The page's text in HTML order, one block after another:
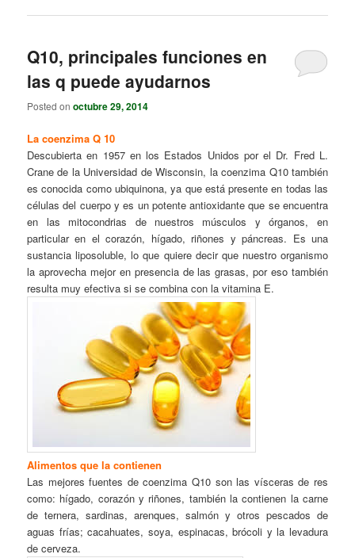
Q10, principales funciones en
las q puede ayudarnos
Posted onoctubre 29, 2014
La coenzima Q 10
Descubierta en 1957 en los Estados Unidos por el Dr. Fred L.
Crane de la Universidad de Wisconsin, la coenzima Q10 también
es conocida como ubiquinona, ya que está presente en todas las
células del cuerpo y es un potente antioxidante que se encuentra
en las mitocondrias de nuestros músculos y órganos, en
particular en el corazón, hígado, riñones y páncreas. Es una
sustancia liposoluble, lo que quiere decir que nuestro organismo
la aprovecha mejor en presencia de las grasas, por eso también
resulta muy efectiva si se combina con la vitamina E.
Alimentos que la contienen
Las mejores fuentes de coenzima Q10 son las vísceras de res
como: hígado, corazón y riñones, también la contienen la carne
de ternera, sardinas, arenques, salmón y otros pescados de
aguas frías; cacahuates, soya, espinacas, brócoli y la levadura
de cerveza.